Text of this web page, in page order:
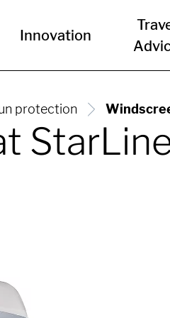
Innovation
protection